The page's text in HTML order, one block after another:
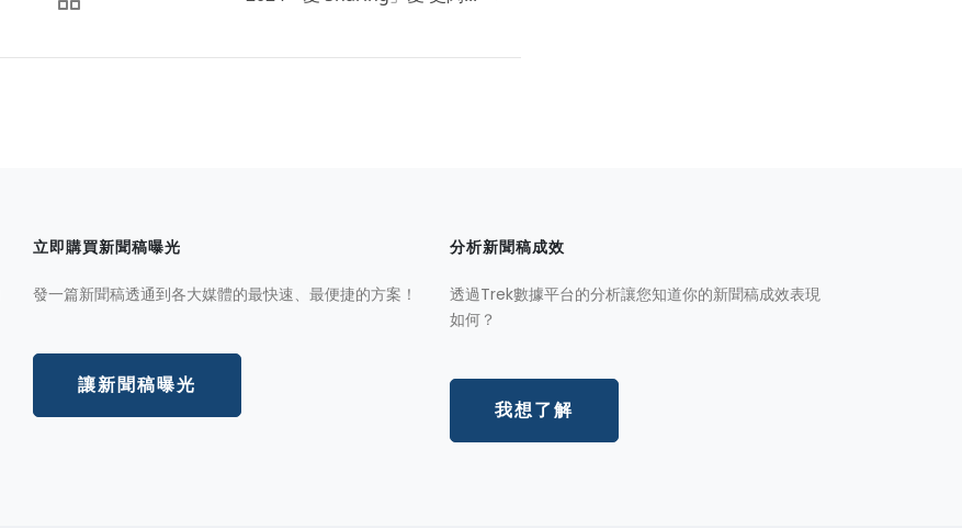
立即購買新聞稿曝光
發一篇新聞稿透通到各大媒體的最快速、最便捷的方案！
讓新聞稿曝光
分析新聞稿成效
透過Trek數據平台的分析讓您知道你的新聞稿成效表現
如何？
我想了解